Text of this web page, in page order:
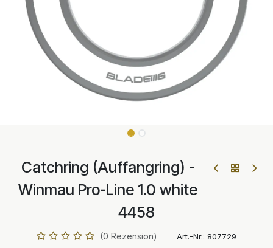
Catchring (Auffangring) -
Winmau Pro-Line 1.0 white
4458
(0 Rezension) Art.-Nr.: 807729